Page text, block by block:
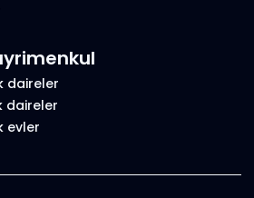
daireler
daireler
evler